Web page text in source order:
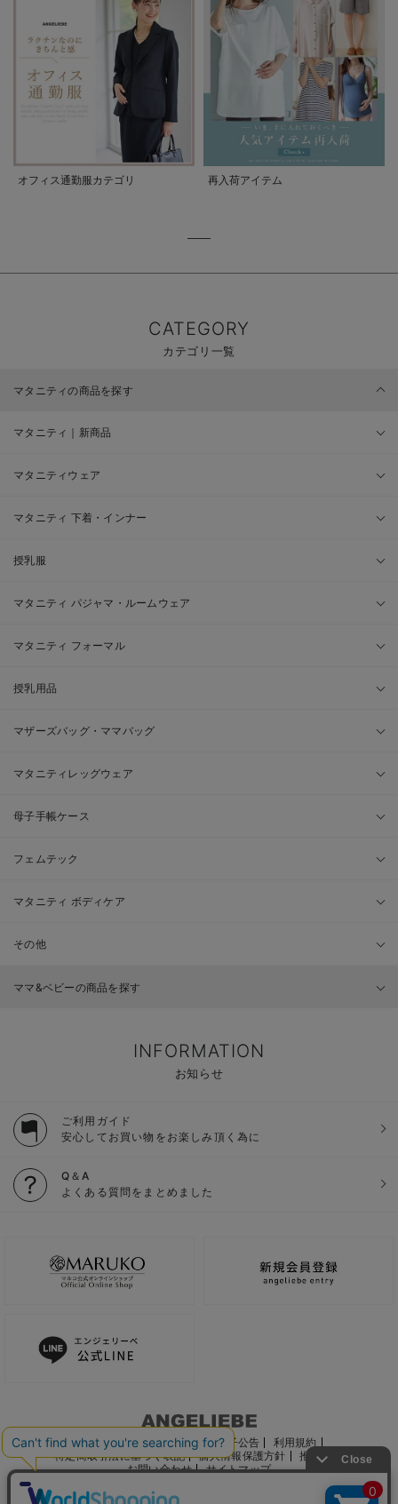
オフィス通勤服カテゴリ 再入荷アイテム
CATEGORY
カテゴリ一覧
マタニティの商品を探す
マタニティ｜新商品
マタニティウェア
マタニティ 下着・インナー
授乳服
マタニティ パジャマ・ルームウェア
マタニティ フォーマル
授乳用品
マザーズバッグ・ママバッグ
マタニティレッグウェア
母子手帳ケース
フェムテック
マタニティ ボディケア
その他
ママ&ベビーの商品を探す
INFORMATION
お知らせ
ご利用ガイド
安心してお買い物をお楽しみ頂く為に
Q＆A
よくある質問をまとめました
ご利用ガイド 会社概要 電子公告
利用規約
特定商取引法に基づく表記
個人情報保護方針
推奨環境
お問い合わせ
サイトマップ